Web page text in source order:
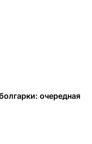
очередная